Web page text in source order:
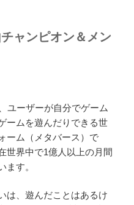
ャンピオン＆メン
ユーザーが自分でゲーム
ームを遊んだりできる世
ーム（メタバース）で
世界中で1億人以上の月間
ます。
は、遊んだことはあるけ